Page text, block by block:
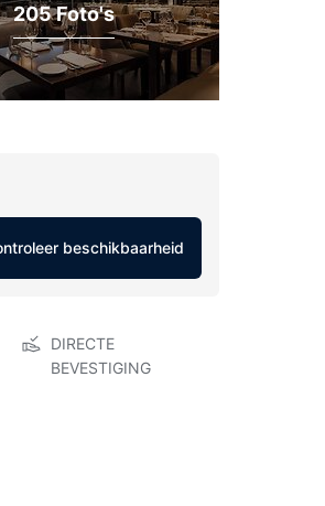
205 Foto's
beschikbaarheid
DIRECTE
BEVESTIGING